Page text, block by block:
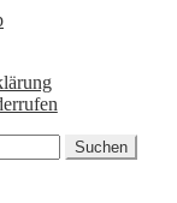
Suchen